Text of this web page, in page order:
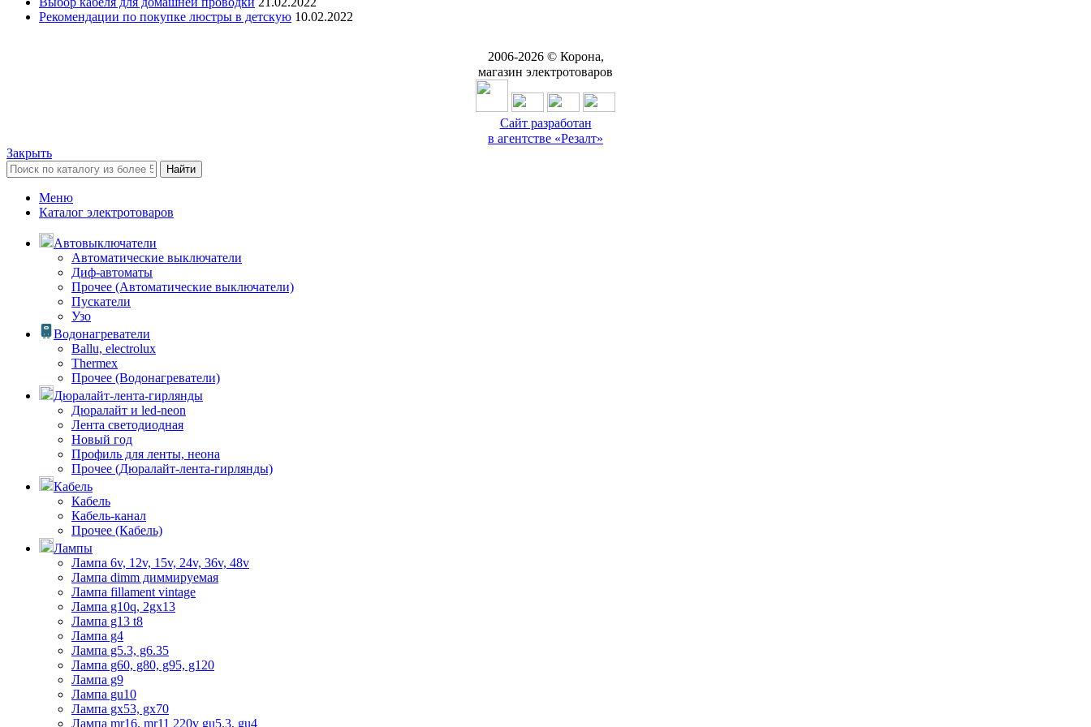
Рекомендации по покупке люстры в детскую 10.02.2022
2006-2026© Корона,
магазин электротоваров
Сайт разработан
в агентстве «Резалт»
Закрыть
Найти
Меню
Каталог электротоваров
Автовыключатели
Автоматические выключатели
Диф-автоматы
Прочее (Автоматические выключатели)
Пускатели
Узо
Водонагреватели
Ballu, electrolux
Thermex
Прочее (Водонагреватели)
Дюралайт-лента-гирлянды
Дюралайт и led-neon
Лента светодиодная
Новый год
Профиль для ленты, неона
Прочее (Дюралайт-лента-гирлянды)
Кабель
Кабель
Кабель-канал
Прочее (Кабель)
Лампы
Лампа 6v, 12v, 15v, 24v, 36v, 48v
Лампа dimm диммируемая
Лампа fillament vintage
Лампа g10q, 2gx13
Лампа g13 t8
Лампа g4
Лампа g5.3, g6.35
Лампа g60, g80, g95, g120
Лампа g9
Лампа gu10
Лампа gx53, gx70
Лампа mr16, mr11 220v gu5.3, gu4